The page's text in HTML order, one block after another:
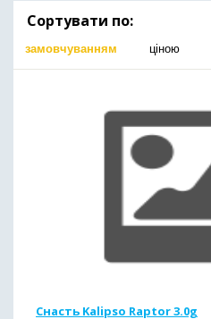
Сортувати по:
замовчуванням ціною
Снасть Kalipso Raptor 3.0g